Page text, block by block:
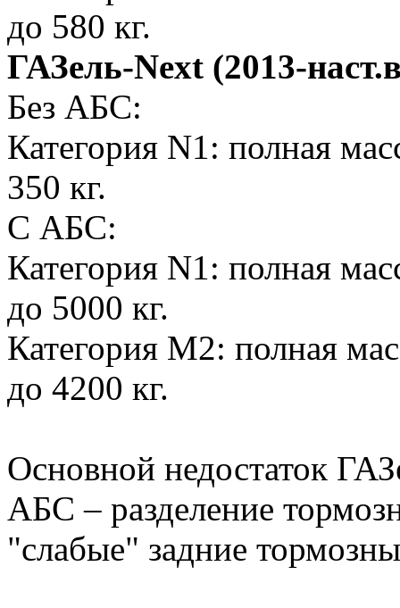
до 580 кг.
ГАЗель-Next (2013-
Без АБС:
Категория N1: полная
350 кг.
С АБС:
Категория N1: полная
до 5000 кг.
Категория М2: полная
до 4200 кг.
Основной недостаток
АБС – разделение
"слабые" задние